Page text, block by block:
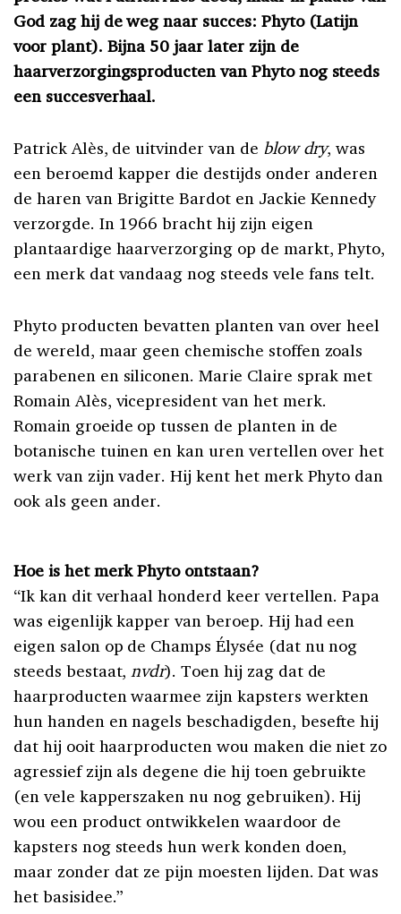
God zag hij de weg naar succes: Phyto (Latijn
voor plant). Bijna 50 jaar later zijn de
haarverzorgingsproducten van Phyto nog steeds
een succesverhaal.
Patrick Alès, de uitvinder van de blow dry, was
een beroemd kapper die destijds onder anderen
de haren van Brigitte Bardot en Jackie Kennedy
verzorgde. In 1966 bracht hij zijn eigen
plantaardige haarverzorging op de markt, Phyto,
een merk dat vandaag nog steeds vele fans telt.
Phyto producten bevatten planten van over heel
de wereld, maar geen chemische stoffen zoals
parabenen en siliconen. Marie Claire sprak met
Romain Alès, vicepresident van het merk.
Romain groeide op tussen de planten in de
botanische tuinen en kan uren vertellen over het
werk van zijn vader. Hij kent het merk Phyto dan
ook als geen ander.
Hoe is het merk Phyto ontstaan?
“Ik kan dit verhaal honderd keer vertellen. Papa
was eigenlijk kapper van beroep. Hij had een
eigen salon op de Champs Élysée (dat nu nog
steeds bestaat, nvdr). Toen hij zag dat de
haarproducten waarmee zijn kapsters werkten
hun handen en nagels beschadigden, besefte hij
dat hij ooit haarproducten wou maken die niet zo
agressief zijn als degene die hij toen gebruikte
(en vele kapperszaken nu nog gebruiken). Hij
wou een product ontwikkelen waardoor de
kapsters nog steeds hun werk konden doen,
maar zonder dat ze pijn moesten lijden. Dat was
het basisidee.”